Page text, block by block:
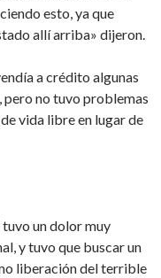
esto, ya que
allí arriba» dijeron.
a crédito algunas
pero no tuvo problemas
vida libre en lugar de
tuvo un dolor muy
y tuvo que buscar un
liberación del terrible